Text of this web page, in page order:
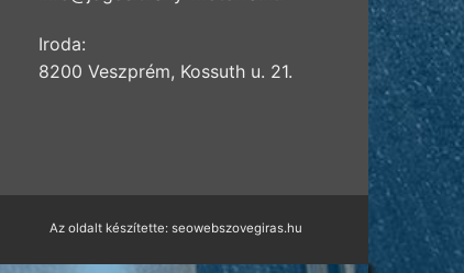
Iroda:
8200 Veszprém, Kossuth u. 21.
Az oldalt készítette: seowebszovegiras.hu